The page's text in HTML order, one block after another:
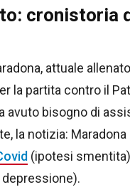
cronistoria
attuale
la partita contro il
avuto bisogno di
la notizia:
(ipotesi